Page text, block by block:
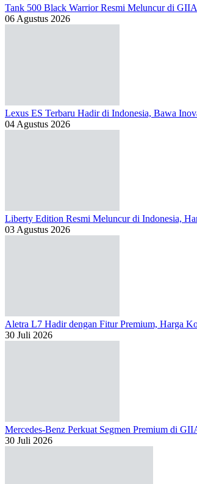
Tank 500 Black Warrior Resmi Meluncur di
06 Agustus 2026
Lexus ES Terbaru Hadir di Indonesia, Bawa
04 Agustus 2026
Liberty Edition Resmi Meluncur di Indonesia,
03 Agustus 2026
Aletra L7 Hadir dengan Fitur Premium, Harga
30 Juli 2026
Mercedes-Benz Perkuat Segmen Premium di
30 Juli 2026